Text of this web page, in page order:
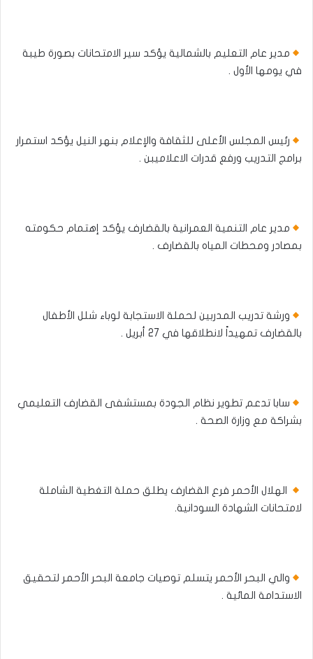
مدير عام التعليم بالشمالية يؤكد سير الامتحانات بصورة طيبة
في يومها الأول .
رئيس المجلس الأعلى للثقافة والإعلام بنهر النيل يؤكد استمرار
برامج التدريب ورفع قدرات الاعلاميبن .
مدير عام التنمية العمرانية بالقضارف يؤكد إهتمام حكومته
بمصادر ومحطات المياه بالقضارف .
ورشة تدريب المدربين لحملة الاستجابة لوباء شلل الأطفال
بالقضارف تمهيداً لانطلاقها في 27 أبريل .
سابا تدعم تطوير نظام الجودة بمستشفى القضارف التعليمي
بشراكة مع وزارة الصحة .
الهلال الأحمر فرع القضارف يطلق حملة التغطية الشاملة
لامتحانات الشهادة السودانية.
والي البحر الأحمر يتسلم توصيات جامعة البحر الأحمر لتحقيق
الاستدامة المائية .